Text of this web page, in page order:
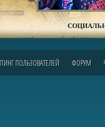
ПОЛЬЗОВАТЕЛЕЙ ФОРУМ